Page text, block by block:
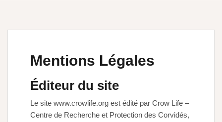
Mentions Légales
Éditeur du site
Le site www.crowlife.org est édité par Crow Life –
Centre de Recherche et Protection des Corvidés,